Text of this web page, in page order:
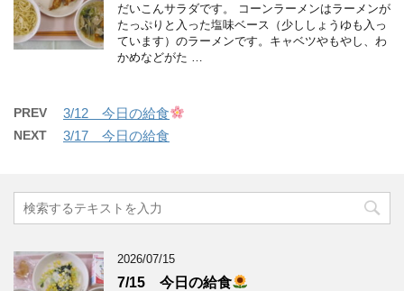
だいこんサラダです。 コーンラーメンはラーメンが
たっぷりと入った塩味ベース（少ししょうゆも入っ
ています）のラーメンです。キャベツやもやし、わ
かめなどがた …
PREV 3/12 今日の給食
NEXT 3/17 今日の給食
2026/07/15
7/15 今日の給食